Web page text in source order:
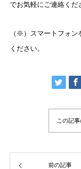
でお気軽にご連絡くだ
（※）スマートフォ
ください。
この記
前の記事